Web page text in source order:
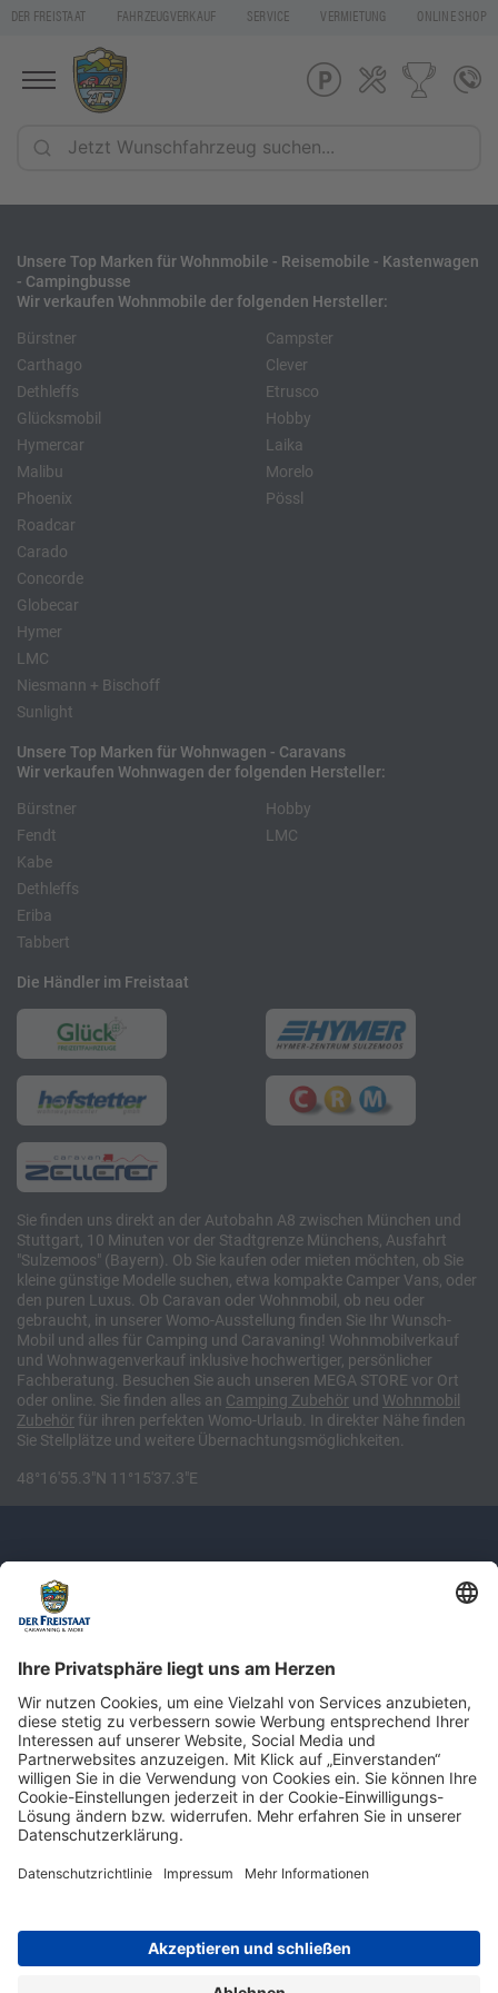
DER FREISTAAT FAHRZEUGVERKAUF SERVICE VERMIETUNG ONLINE SHOP
Unsere Top Marken für Wohnmobile - Reisemobile - Kastenwagen
- Campingbusse
Wir verkaufen Wohnmobile der folgenden Hersteller:
Bürstner
Carthago
Dethleffs
Glücksmobil
Hymercar
Malibu
Phoenix
Roadcar
Campster
Clever
Etrusco
Hobby
Laika
Morelo
Pössl
Carado
Concorde
Globecar
Hymer
LMC
Niesmann + Bischoff
Sunlight
Unsere Top Marken für Wohnwagen - Caravans
Wir verkaufen Wohnwagen der folgenden Hersteller:
Bürstner
Fendt
Kabe
Hobby
LMC
Dethleffs
Eriba
Tabbert
Die Händler im Freistaat
Sie finden uns direkt an der Autobahn A8 zwischen München und
Stuttgart, 10 Minuten vor der Stadtgrenze Münchens, Ausfahrt
"Sulzemoos" (Bayern). Ob Sie kaufen oder mieten möchten, ob Sie
kleine günstige Modelle suchen, etwa kompakte Camper Vans, oder
den puren Luxus. Ob Caravan oder Wohnmobil, ob neu oder
gebraucht, in unserer Womo-Ausstellung finden Sie Ihr Wunsch-
Mobil und alles für Camping und Caravaning! Wohnmobilverkauf
und Wohnwagenverkauf inklusive hochwertiger, persönlicher
Fachberatung. Besuchen Sie auch unseren MEGA STORE vor Ort
oder online. Sie finden alles an Camping Zubehör und Wohnmobil
Zubehör für ihren perfekten Womo-Urlaub. In direkter Nähe finden
Sie Stellplätze und weitere Übernachtungsmöglichkeiten.
48°16'55.3"N 11°15'37.3"E
Newsletter: Jetzt auf
shop.derfreistaat.de anmelden und
einen 5€ Gutschein für unseren Online-
Shop erhalten!*
Impressum Datenschutz Barrierefreiheit